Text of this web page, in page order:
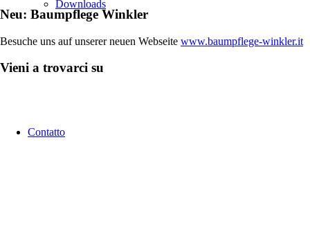
Downloads
Contatto
Neu: Baumpflege Winkler
Besuche uns auf unserer neuen Webseite www.baumpflege-winkler.it
Vieni a trovarci su